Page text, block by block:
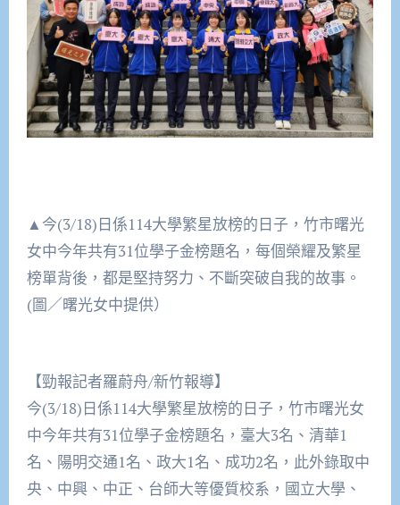
▲今(3/18)日係114大學繁星放榜的日子，竹市曙光
女中今年共有31位學子金榜題名，每個榮耀及繁星
榜單背後，都是堅持努力、不斷突破自我的故事。
(圖／曙光女中提供）
【勁報記者羅蔚舟/新竹報導】
今(3/18)日係114大學繁星放榜的日子，竹市曙光女
中今年共有31位學子金榜題名，臺大3名、清華1
名、陽明交通1名、政大1名、成功2名，此外錄取中
央、中興、中正、台師大等優質校系，國立大學、